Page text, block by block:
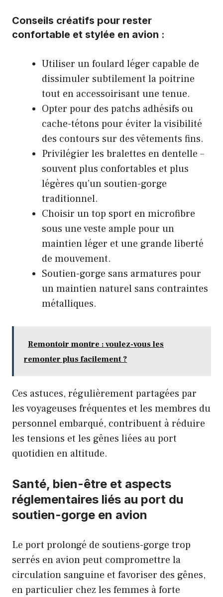
Conseils créatifs pour rester
confortable et stylée en avion :
Utiliser un foulard léger capable de
dissimuler subtilement la poitrine
tout en accessoirisant une tenue.
Opter pour des patchs adhésifs ou
cache-tétons pour éviter la visibilité
des contours sur des vêtements fins.
Privilégier les bralettes en dentelle –
souvent plus confortables et plus
légères qu’un soutien-gorge
traditionnel.
Choisir un top sport en microfibre
sous une veste ample pour un
maintien léger et une grande liberté
de mouvement.
Soutien-gorge sans armatures pour
un maintien naturel sans contraintes
métalliques.
Remontoir montre : voulez-vous les
remonter plus facilement ?
Ces astuces, régulièrement partagées par
les voyageuses fréquentes et les membres du
personnel embarqué, contribuent à réduire
les tensions et les gênes liées au port
quotidien en altitude.
Santé, bien-être et aspects
réglementaires liés au port du
soutien-gorge en avion
Le port prolongé de soutiens-gorge trop
serrés en avion peut compromettre la
circulation sanguine et favoriser des gênes,
en particulier chez les femmes à forte